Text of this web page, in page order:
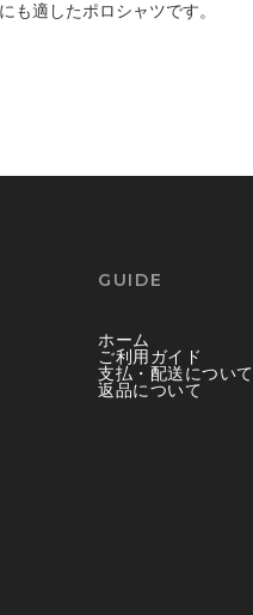
も適したポロシャツです。
GUIDE
ホーム
ご利用ガイド
支払・配送について
返品について